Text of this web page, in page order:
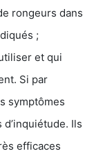
rongeurs dans
;
et qui
Si par
symptômes
Ils
efficaces